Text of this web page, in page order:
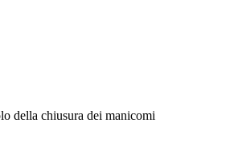
della chiusura dei manicomi